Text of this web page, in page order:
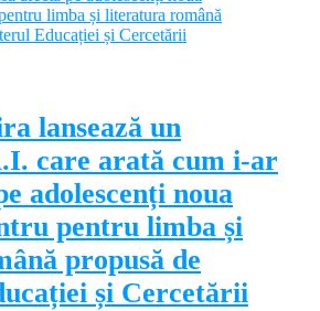
lansează un
care arată cum i-ar
adolescenți noua
pentru limba și
propusă de
și Cercetării